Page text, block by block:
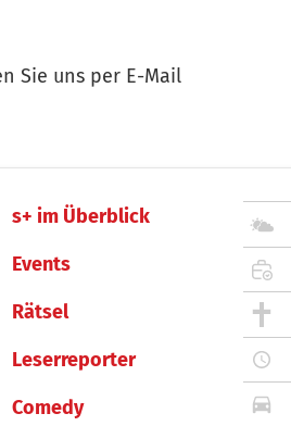
Sie uns per E-Mail
s+ im Überblick
Events
Rätsel
Leserreporter
Comedy